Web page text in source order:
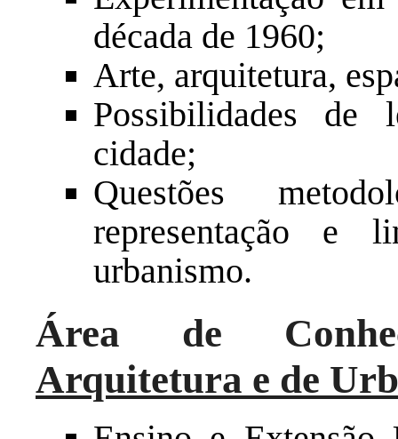
década de 1960;
Arte, arquitetura,
Possibilidades de
cidade;
Questões
representação e
urbanismo.
Área de
Arquitetura e de